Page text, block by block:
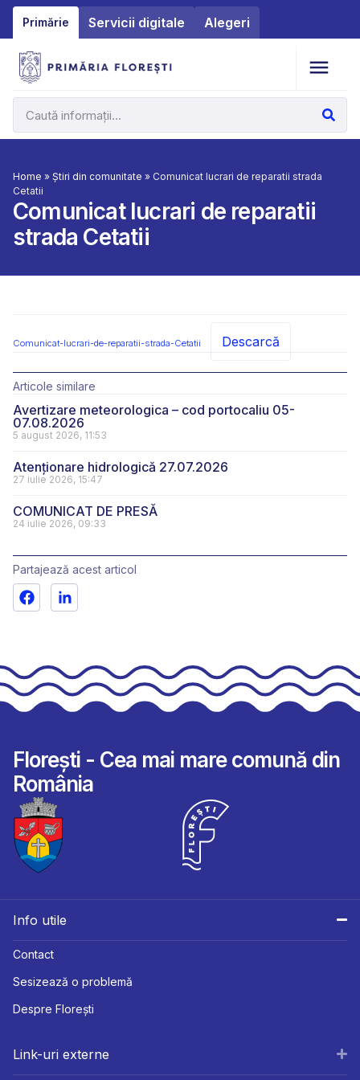
Primărie Servicii digitale Alegeri
Home » Știri din comunitate » Comunicat lucrari de reparatii strada
Cetatii
Comunicat lucrari de reparatii
strada Cetatii
Comunicat-lucrari-de-reparatii-strada-Cetatii Descarcă
Articole similare
Avertizare meteorologica – cod portocaliu 05-
07.08.2026
5 august 2026, 11:53
Atenționare hidrologică 27.07.2026
27 iulie 2026, 15:47
COMUNICAT DE PRESĂ
24 iulie 2026, 09:33
Partajează acest articol
Florești - Cea mai mare comună din
România
Info utile
Contact
Sesizează o problemă
Despre Florești
Link-uri externe